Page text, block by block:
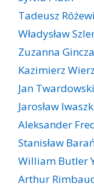
Tadeusz
Władysław
Zuzanna
Kazimierz
Jan Twardowski
Jarosław
Aleksander
Stanisław
William Butler
Arthur